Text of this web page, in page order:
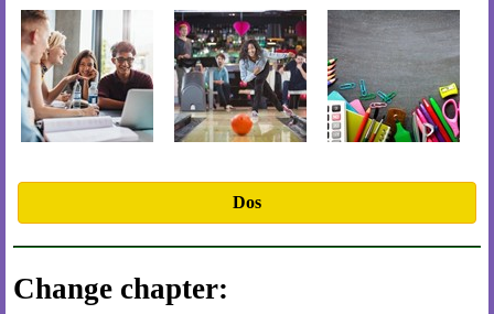
Dos
Change chapter: